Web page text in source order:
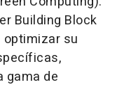
Building Block
su
gama de